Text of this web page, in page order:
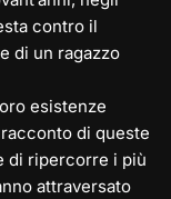
contro il
di un ragazzo
esistenze
di queste
di ripercorre i più
attraversato